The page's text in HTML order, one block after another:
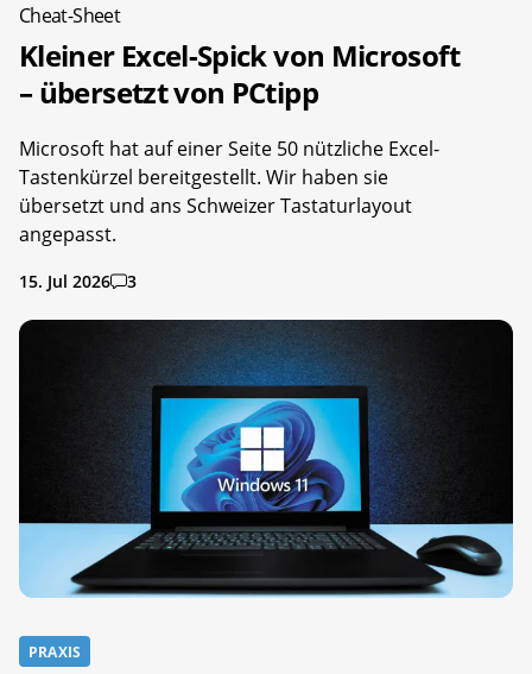
Cheat-Sheet
Kleiner Excel-Spick von Microsoft
– übersetzt von PCtipp
Microsoft hat auf einer Seite 50 nützliche Excel-
Tastenkürzel bereitgestellt. Wir haben sie
übersetzt und ans Schweizer Tastaturlayout
angepasst.
15. Jul 2026 3
PRAXIS